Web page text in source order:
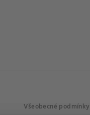
Všeobecné podmínky